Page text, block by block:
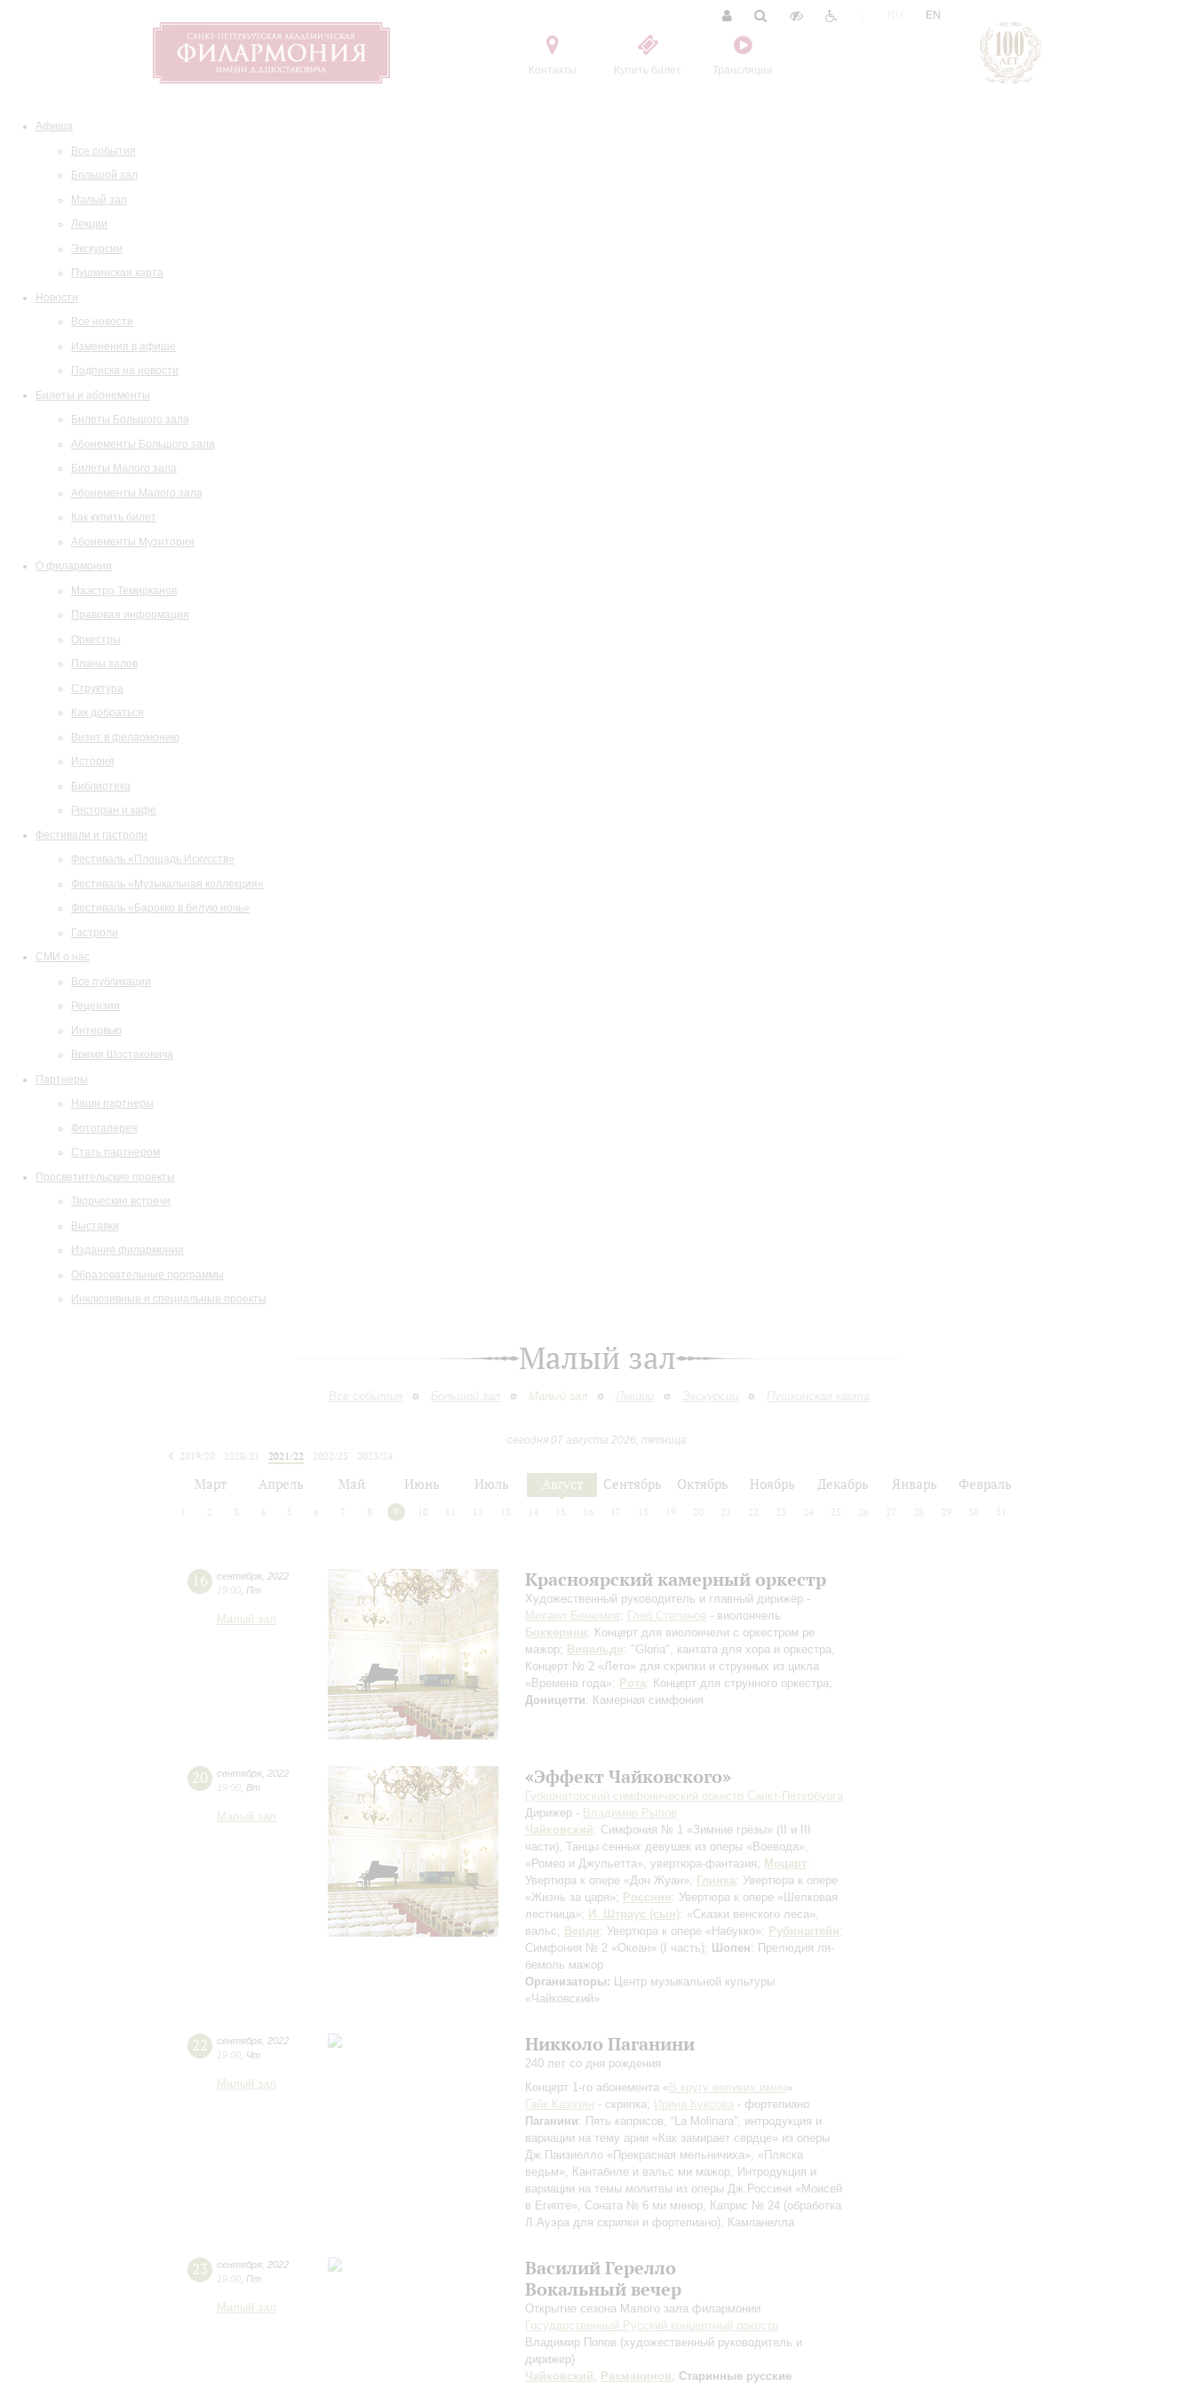
Контакты Купить билет Трансляции
EN
Афиша
Все события
Большой зал
Малый зал
Лекции
Экскурсии
Пушкинская карта
Новости
Все новости
Изменения в афише
Подписка на новости
Билеты и абонементы
Билеты Большого зала
Абонементы Большого зала
Билеты Малого зала
Абонементы Малого зала
Как купить билет
Абонементы Музитория
О филармонии
Маэстро Темирканов
Правовая информация
Оркестры
Планы залов
Структура
Как добраться
Визит в филармонию
История
Библиотека
Ресторан и кафе
Фестивали и гастроли
Фестиваль «Площадь Искусств»
Фестиваль «Музыкальная коллекция»
Фестиваль «Барокко в белую ночь»
Гастроли
СМИ о нас
Все публикации
Рецензии
Интервью
Время Шостаковича
Партнеры
Наши партнеры
Фотогалерея
Стать партнером
Просветительские проекты
Творческие встречи
Выставки
Издания филармонии
Образовательные программы
Инклюзивные и специальные проекты
Малый зал
Все события Большой зал Малый зал Лекции Экскурсии Пушкинская карта
сегодня 07 августа 2026, пятница
2019/20
2020/21 2021/22 2022/23
2023/24
Март Апрель Май Июнь Июль Август Сентябрь Октябрь Ноябрь Декабрь Январь Февраль
2 3 4 5 6 7 8 9 10 12 13 14 15 16 17 18 19 20 21 22 23 24 25 26 27 28 29 30 31
16 сентября 2022
19:00 Пт
Малый зал
Красноярский камерный оркестр
Художественный руководитель и главный дирижёр -
Михаил Бенюмов; Глеб Степанов - виолончель
Боккерини: Концерт для виолончели с оркестром ре
мажор; Вивальди: "Gloria", кантата для хора и оркестра,
Концерт № 2 «Лето» для скрипки и струнных из цикла
«Времена года»; Рота: Концерт для струнного оркестра;
Доницетти: Камерная симфония
20 сентября 2022
19:00 Вт
Малый зал
«Эффект Чайковского»
Губернаторский симфонический оркестр Санкт-Петербурга
Дирижер - Владимир Рылов
Чайковский: Симфония № 1 «Зимние грёзы» (II и III
части), Танцы сенных девушек из оперы «Воевода»,
«Ромео и Джульетта», увертюра-фантазия; Моцарт:
Увертюра к опере «Дон Жуан»; Глинка: Увертюра к опере
«Жизнь за царя»; Россини: Увертюра к опере «Шелковая
лестница»; И. Штраус (сын): «Сказки венского леса»,
вальс; Верди: Увертюра к опере «Набукко»; Рубинштейн:
Симфония № 2 «Океан» (I часть); Шопен: Прелюдия ля-
бемоль мажор
Организаторы: Центр музыкальной культуры
«Чайковский»
22 сентября 2022
19:00 Чт
Малый зал
Никколо Паганини
240 лет со дня рождения
Концерт 1-го абонемента « В кругу великих имен»
Гайк Казазян - скрипка; Ирина Куксова - фортепиано
Паганини: Пять каприсов, “La Molinara”, интродукция и
вариации на тему арии «Как замирает сердце» из оперы
Дж.Паизиелло «Прекрасная мельничиха», «Пляска
ведьм», Кантабиле и вальс ми мажор, Интродукция и
вариации на темы молитвы из оперы Дж.Россини «Моисей
в Египте», Соната № 6 ми минор, Каприс № 24 (обработка
Л.Ауэра для скрипки и фортепиано), Кампанелла
23 сентября 2022
19:00 Пт
Малый зал
Василий Герелло
Вокальный вечер
Открытие сезона Малого зала филармонии
Государственный Русский концертный оркестр
Владимир Попов (художественный руководитель и
дирижер)
Чайковский, Рахманинов; Старинные русские